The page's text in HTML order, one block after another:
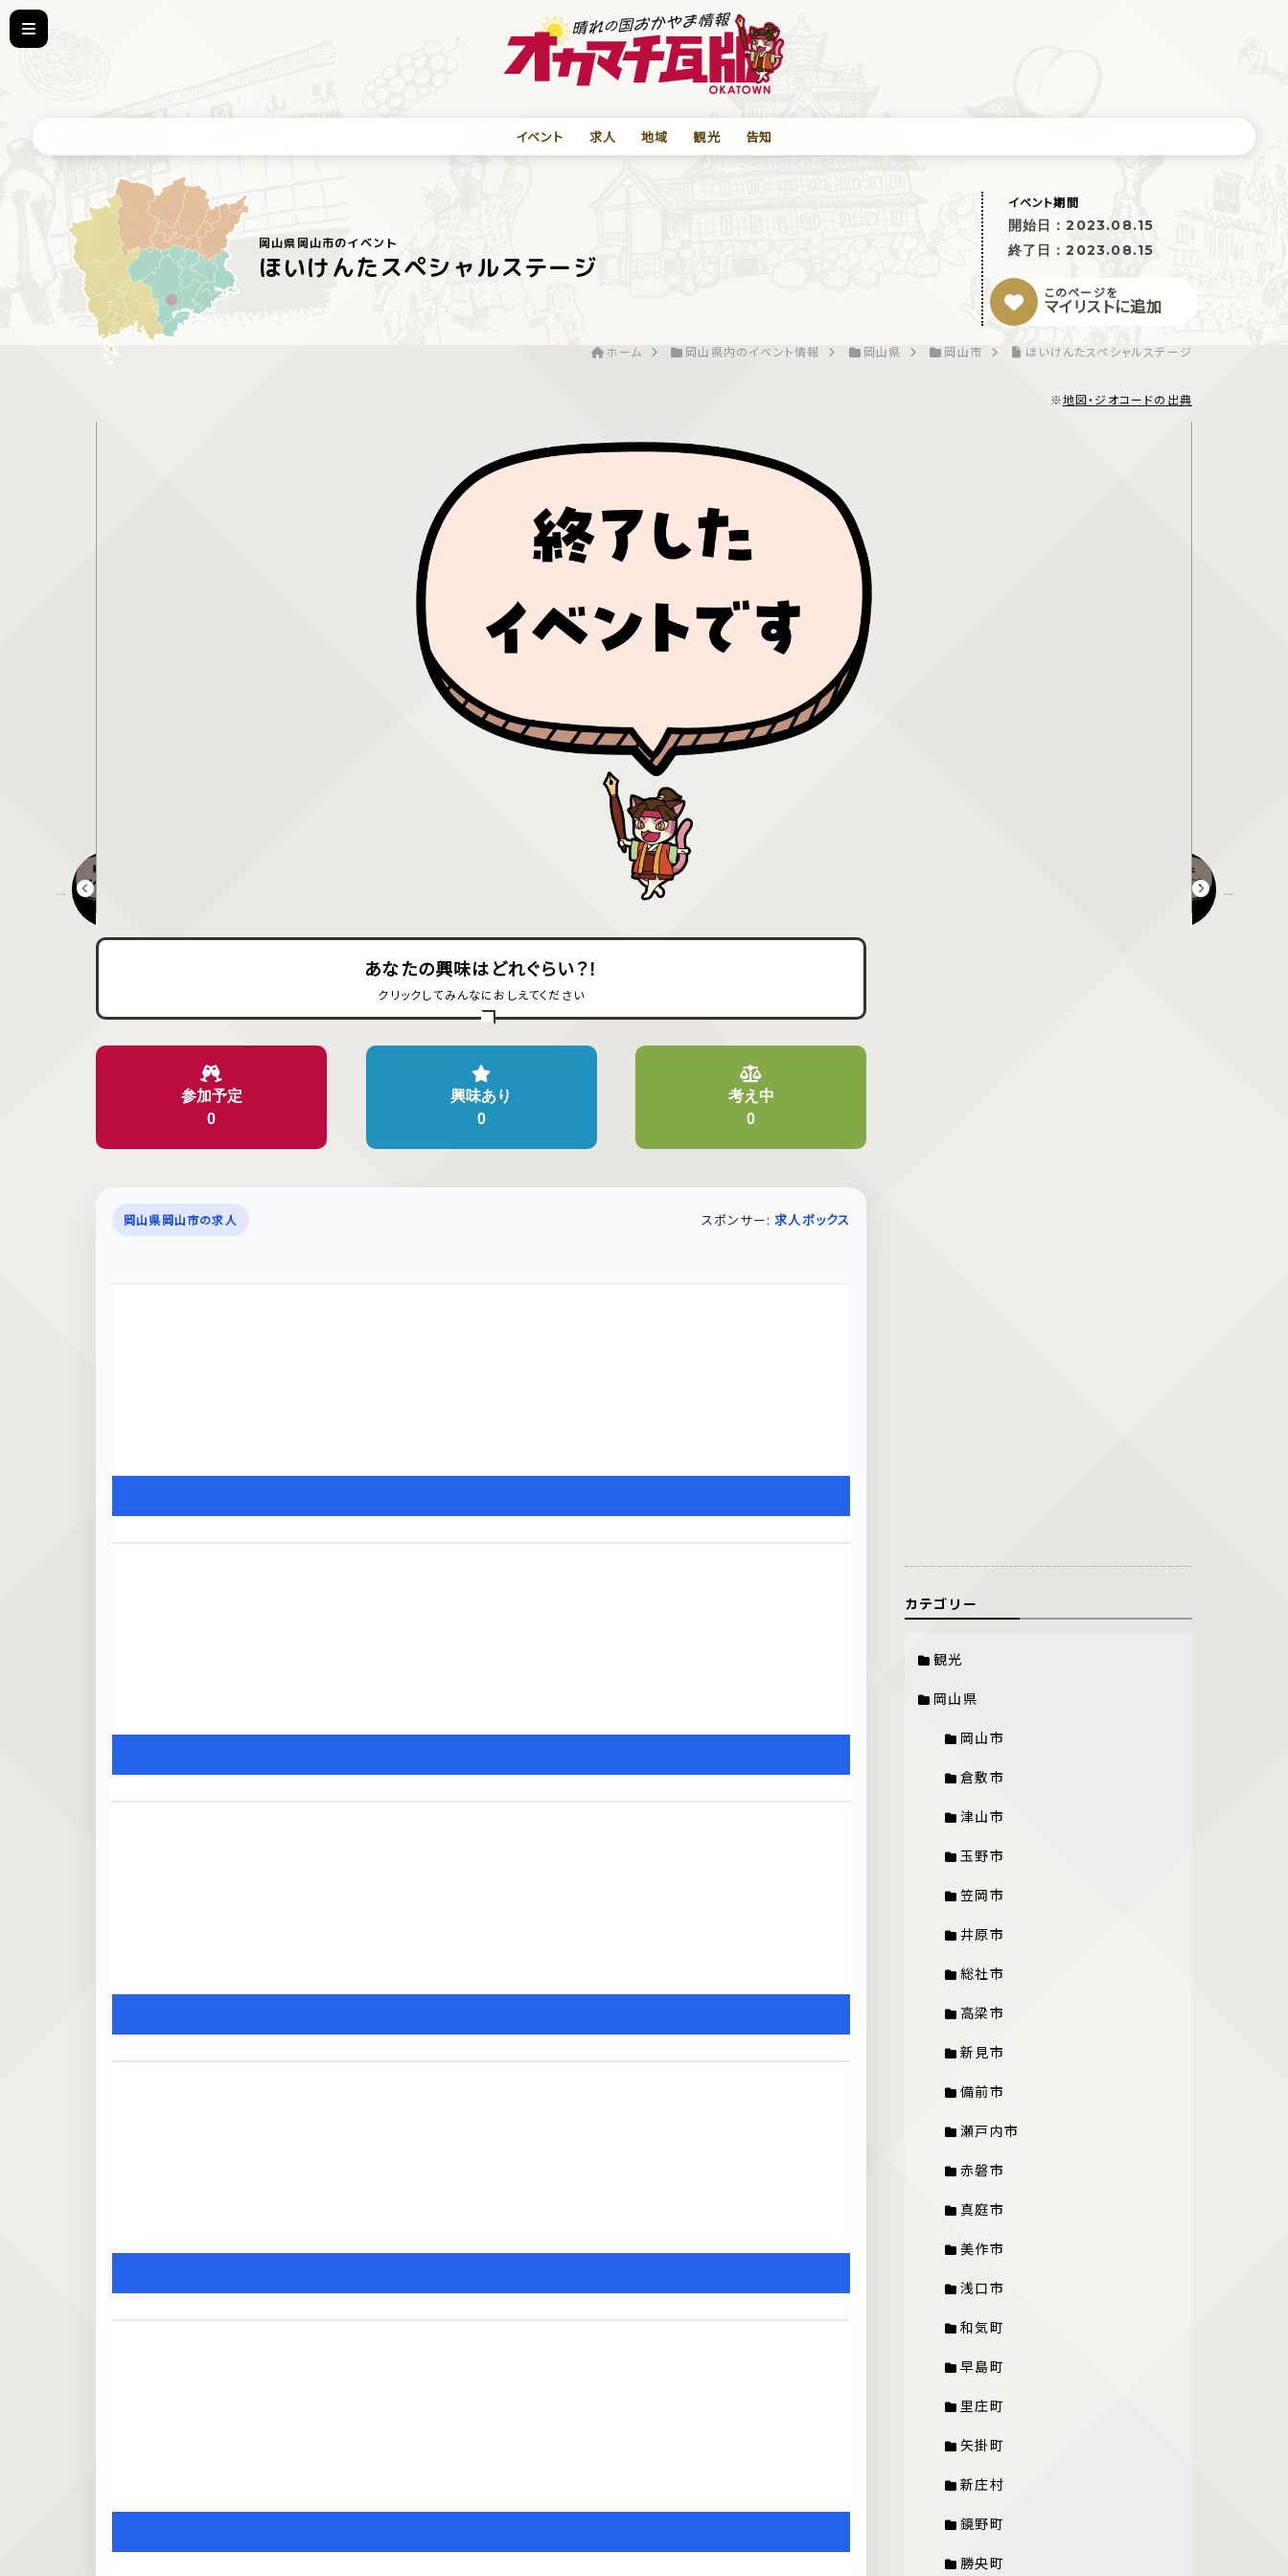
イベント 求人 地域 観光 告知
岡山県岡山市のイベント
ほいけんたスペシャルステージ
イベント期間
開始日：2023.08.15
終了日：2023.08.15
このページを
マイリストに追加
ホーム 岡山県内のイベント情報 岡山県 岡山市 ほいけんたスペシャルステージ
※地図・ジオコードの出典
あなたの興味はどれぐらい？！
クリックしてみんなにおしえてください
参加予定
0
興味あり
0
考え中
0
岡山県岡山市の求人 スポンサー:求人ボックス
カテゴリー
観光
岡山県
岡山市
倉敷市
津山市
玉野市
笠岡市
井原市
総社市
高梁市
新見市
備前市
瀬戸内市
赤磐市
真庭市
美作市
浅口市
和気町
早島町
里庄町
矢掛町
新庄村
鏡野町
勝央町